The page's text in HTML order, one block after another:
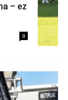
– ez
0